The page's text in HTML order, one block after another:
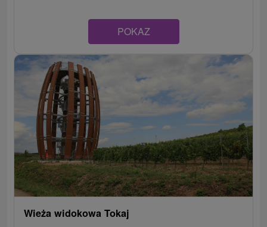
POKAZ
Wieża widokowa Tokaj